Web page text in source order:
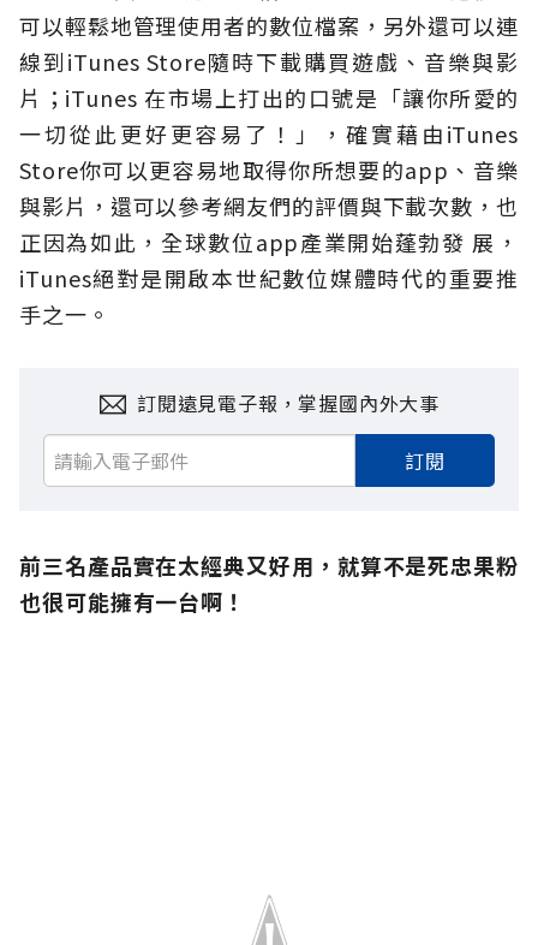
可以輕鬆地管理使用者的數位檔案，另外還可以連
線到iTunes Store隨時下載購買遊戲、音樂與影
片；iTunes 在市場上打出的口號是「讓你所愛的
一切從此更好更容易了！」，確實藉由iTunes
Store你可以更容易地取得你所想要的app、音樂
與影片，還可以參考網友們的評價與下載次數，也
正因為如此，全球數位app產業開始蓬勃發 展，
iTunes絕對是開啟本世紀數位媒體時代的重要推
手之一。
訂閱遠見電子報，掌握國內外大事
訂閱
前三名產品實在太經典又好用，就算不是死忠果粉
也很可能擁有一台啊！